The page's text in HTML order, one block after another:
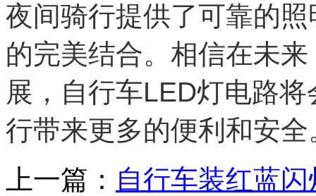
夜间骑行提供了可靠的
的完美结合。相信在未
展，自行车LED灯电路
行带来更多的便利和安全
上一篇： 自行车装红蓝